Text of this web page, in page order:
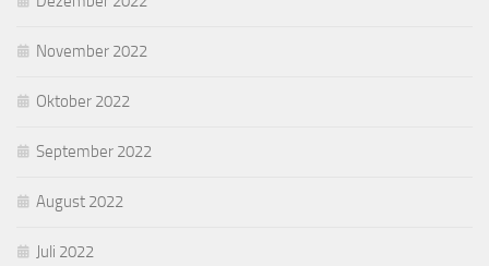
November 2022
Oktober 2022
September 2022
August 2022
Juli 2022